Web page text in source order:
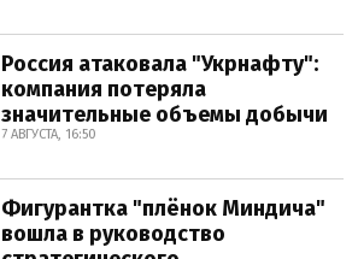
Россия атаковала "Укрнафту":
компания потеряла
значительные объемы добычи
7 АВГУСТА, 16:50
Фигурантка "плёнок Миндича"
вошла в руководство